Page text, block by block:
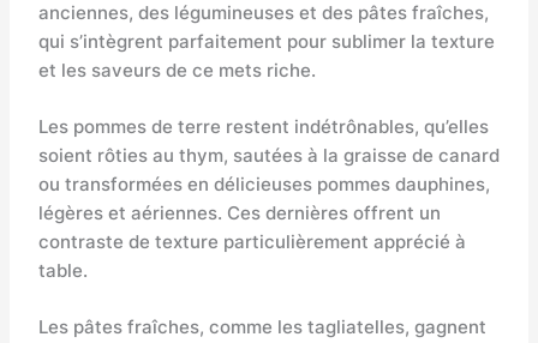
anciennes, des légumineuses et des pâtes fraîches,
qui s’intègrent parfaitement pour sublimer la texture
et les saveurs de ce mets riche.
Les pommes de terre restent indétrônables, qu’elles
soient rôties au thym, sautées à la graisse de canard
ou transformées en délicieuses pommes dauphines,
légères et aériennes. Ces dernières offrent un
contraste de texture particulièrement apprécié à
table.
Les pâtes fraîches, comme les tagliatelles, gagnent